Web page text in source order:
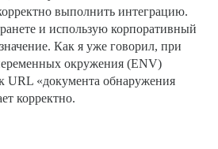
выполнить интеграцию.
и использую корпоративный
Как я уже говорил, при
окружения (ENV)
URL «документа обнаружения
корректно.